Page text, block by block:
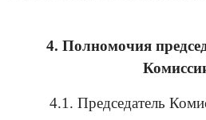
4. Полномочия
4.1. Председатель